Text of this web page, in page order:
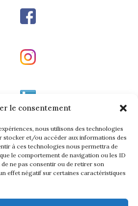
le consentement
nous utilisons des technologies
stocker et/ou accéder aux informations des
à ces technologies nous permettra de
le comportement de navigation ou les ID
ne pas consentir ou de retirer son
effet négatif sur certaines caractéristiques
GÉNÉRALES